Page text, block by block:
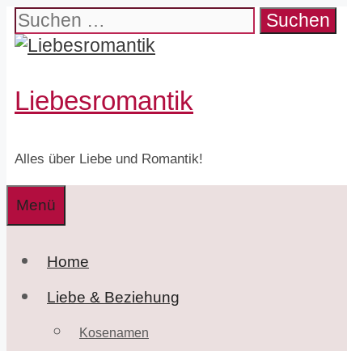
Zum
Inhalt
Suchen
nach:
Liebesromantik
Alles über Liebe und Romantik!
Menü
Home
Liebe & Beziehung
Kosenamen